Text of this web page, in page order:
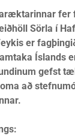
fer
Sörla í
er
Íslands
gefst
að